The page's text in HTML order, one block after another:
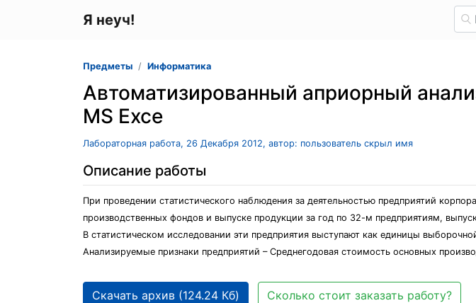
Я неуч!
Предметы Информатика
Автоматизированный априорный
MS Exce
Лабораторная работа, 26 Декабря 2012, автор: пользователь скрыл имя
Описание работы
При проведении статистического наблюдения за деятельностью предприятий
производственных фондов и выпуске продукции за год по 32-м предприятиям,
В статистическом исследовании эти предприятия выступают как единицы
Анализируемые признаки предприятий – Среднегодовая стоимость основных
Скачать архив (124.24 Кб) Сколько стоит заказать работу?